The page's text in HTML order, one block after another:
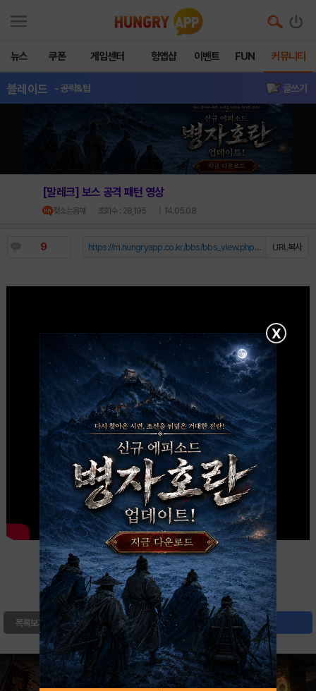
뉴스 쿠폰 게임센터 헝앱샵 이벤트 FUN 커뮤니티
블레이드 - 공략&팁 글쓰기
[말레크] 보스 공격 패턴 영상
젖소는음매 조회수 : 28,195 | 14.05.08
9 URL복사
https://m.hungryapp.co.kr/bbs/bbs_view.php?durl=Y...
0 북마크
목록보기 글쓰기
X